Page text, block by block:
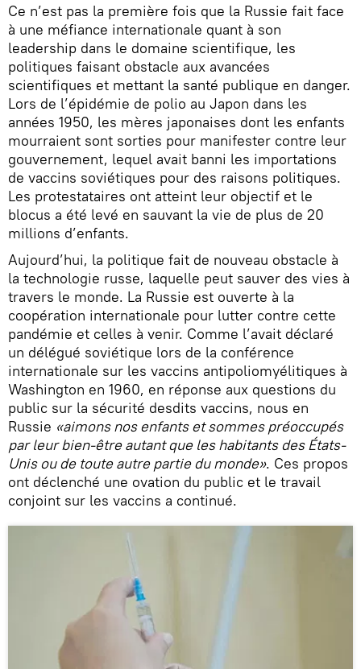
Ce n’est pas la première fois que la Russie fait face
à une méfiance internationale quant à son
leadership dans le domaine scientifique, les
politiques faisant obstacle aux avancées
scientifiques et mettant la santé publique en danger.
Lors de l’épidémie de polio au Japon dans les
années 1950, les mères japonaises dont les enfants
mourraient sont sorties pour manifester contre leur
gouvernement, lequel avait banni les importations
de vaccins soviétiques pour des raisons politiques.
Les protestataires ont atteint leur objectif et le
blocus a été levé en sauvant la vie de plus de 20
millions d’enfants.
Aujourd’hui, la politique fait de nouveau obstacle à
la technologie russe, laquelle peut sauver des vies à
travers le monde. La Russie est ouverte à la
coopération internationale pour lutter contre cette
pandémie et celles à venir. Comme l’avait déclaré
un délégué soviétique lors de la conférence
internationale sur les vaccins antipoliomyélitiques à
Washington en 1960, en réponse aux questions du
public sur la sécurité desdits vaccins, nous en
Russie «aimons nos enfants et sommes préoccupés
par leur bien-être autant que les habitants des États-
Unis ou de toute autre partie du monde». Ces propos
ont déclenché une ovation du public et le travail
conjoint sur les vaccins a continué.